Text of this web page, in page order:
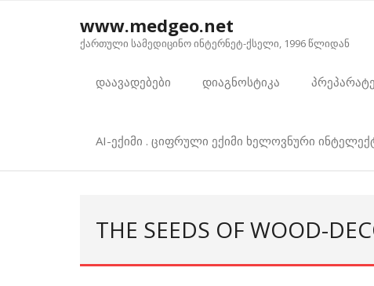
www.medgeo.net
ქართული სამედიცინო ინტერნეტ-ქსელი, 1996 წლიდან
დაავადებები დიაგნოსტიკა
AI-ექიმი . ციფრული ექიმი ხელოვნური
THE SEEDS OF WOOD-